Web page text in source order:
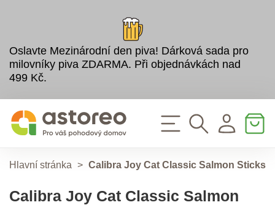
Oslavte Mezinárodní den piva! Dárková sada pro
milovníky piva ZDARMA. Při objednávkách nad
499 Kč.
Hlavní stránka > Calibra Joy Cat Classic Salmon Sticks
Calibra Joy Cat Classic Salmon